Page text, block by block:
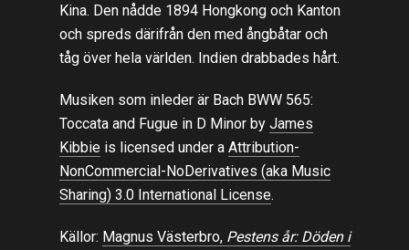
Kina. Den nådde 1894 Hongkong och Kanton
och spreds därifrån den med ångbåtar och
tåg över hela världen. Indien drabbades hårt.
Musiken som inleder är Bach BWW 565:
Toccata and Fugue in D Minor by James
Kibbieis licensed under a Attribution-
NonCommercial-NoDerivatives (aka Music
Sharing) 3.0 International License.
Källor: Magnus Västerbro, Pestens år: Döden i